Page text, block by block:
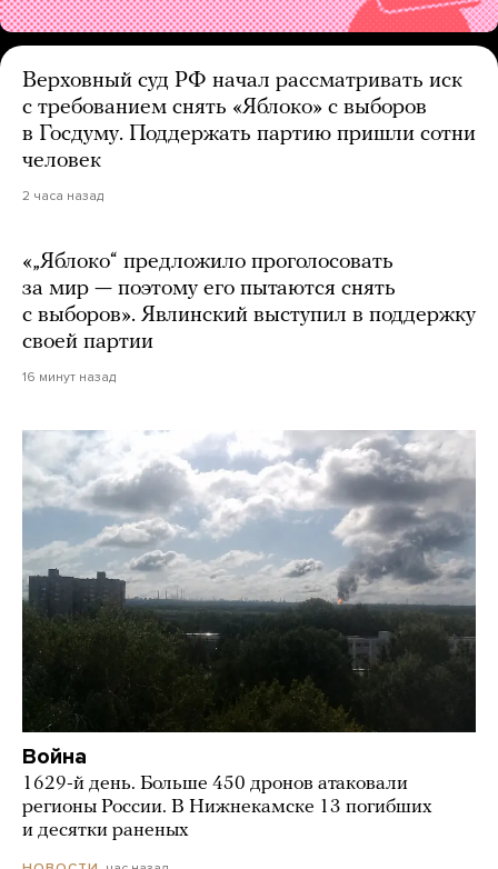
Верховный суд РФ начал рассматривать иск
с требованием снять «Яблоко» с выборов
в Госдуму. Поддержать партию пришли сотни
человек
2 часа назад
«„Яблоко“ предложило проголосовать
за мир — поэтому его пытаются снять
с выборов». Явлинский выступил в поддержку
своей партии
16 минут назад
Война
1629-й день. Больше 450 дронов атаковали
регионы России. В Нижнекамске 13 погибших
и десятки раненых